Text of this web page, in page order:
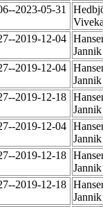
2023-05-31
2019-12-04
2019-12-04
2019-12-18
2019-12-04
2019-12-18
2019-12-18